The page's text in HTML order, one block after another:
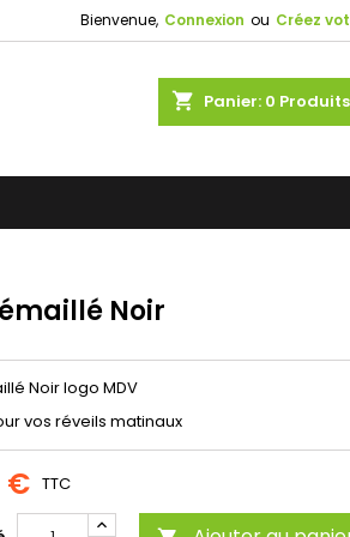
Bienvenue, Connexion ou Créez
shopping_cart Panier: 0
Noir
Noir logo MDV
vos réveils matinaux
€ TTC